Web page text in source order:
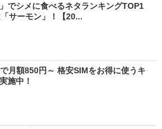
」でシメに食べるネタランキングTOP1
サーモン」！【20...
月額850円～ 格安SIMをお得に使うキ
施中！